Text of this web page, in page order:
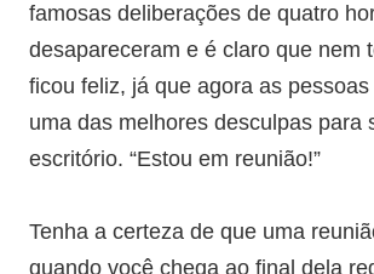
famosas deliberações de quatro
desapareceram e é claro que nem
ficou feliz, já que agora as
uma das melhores desculpas para
escritório. “Estou em reunião!”
Tenha a certeza de que uma
quando você chega ao final dela